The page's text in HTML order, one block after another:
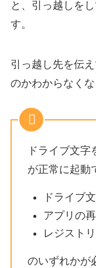
と、引っ越しを
す。
引っ越し先を伝
のかわからなくな
ドライブ文
が正常に起動
ドライブ
アプリの
レジスト
のいずれかが